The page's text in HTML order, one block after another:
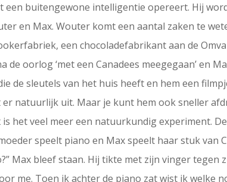
buitengewone intelligentie opereert. Hij
en Max. Wouter komt een aantal zaken te
een chocoladefabrikant aan de
de oorlog ‘met een Canadees meegegaan’ en
de sleutels van het huis heeft en hem een
natuurlijk uit. Maar je kunt hem ook sneller
het veel meer een natuurkundig experiment.
speelt piano en Max speelt haar stuk van
Max bleef staan. Hij tikte met zijn vinger tegen
me. Toen ik achter de piano zat wist ik welke